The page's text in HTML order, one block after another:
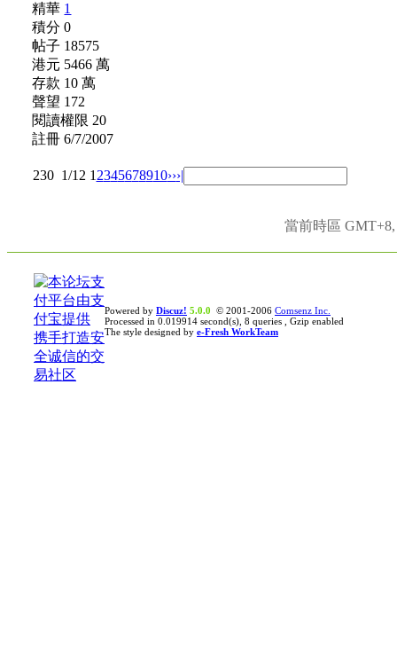
精華 1
積分 0
帖子 18575
港元 5466 萬
存款 10 萬
聲望 172
閱讀權限 20
註冊 6/7/2007
230 1/12 1 2345678910›››|
當前時區
Powered by Discuz! 5.0.0 © 2001-2006 Comsenz Inc.
Processed in 0.019914 second(s), 8 queries , Gzip enabled
The style designed by e-Fresh WorkTeam